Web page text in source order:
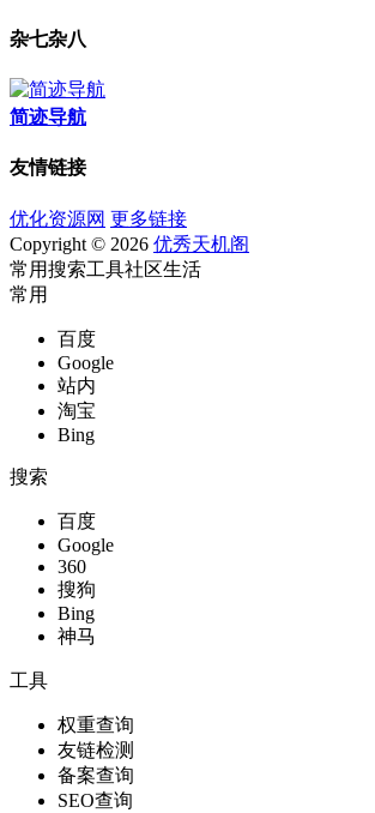
杂七杂八
简迹导航
友情链接
优化资源网 更多链接
Copyright © 2026 优秀天机阁
常用搜索工具社区生活
常用
百度
Google
站内
淘宝
Bing
搜索
百度
Google
360
搜狗
Bing
神马
工具
权重查询
友链检测
备案查询
SEO查询